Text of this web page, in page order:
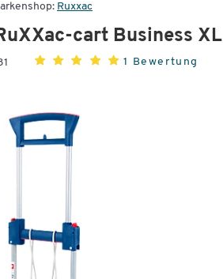
Ruxxac
cart Business XL
1 Bewertung